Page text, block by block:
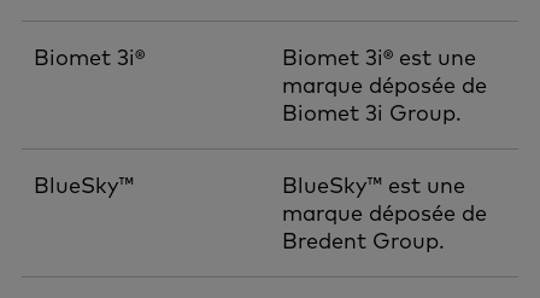
Biomet 3i®
Biomet 3i® est une
marque déposée de
Biomet 3i Group.
BlueSky™
BlueSky™ est une
marque déposée de
Bredent Group.